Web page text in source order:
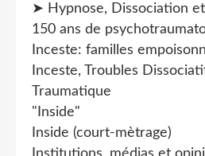
➤ Hypnose, Dissociation
150 ans de
Inceste: familles
Inceste, Troubles
Traumatique
"Inside"
Inside (court-mètrage)